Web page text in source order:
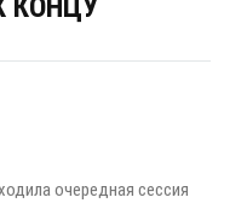
КОНЦУ
очередная сессия